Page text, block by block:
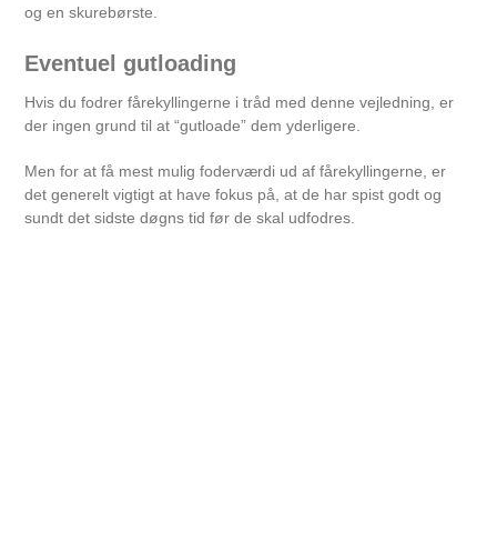
og en skurebørste.
Eventuel gutloading
Hvis du fodrer fårekyllingerne i tråd med denne vejledning, er
der ingen grund til at “gutloade” dem yderligere.
Men for at få mest mulig foderværdi ud af fårekyllingerne, er
det generelt vigtigt at have fokus på, at de har spist godt og
sundt det sidste døgns tid før de skal udfodres.